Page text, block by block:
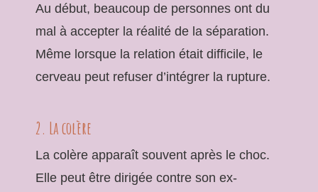
Au début, beaucoup de personnes ont du
mal à accepter la réalité de la séparation.
Même lorsque la relation était difficile, le
cerveau peut refuser d’intégrer la rupture.
2. La colère
La colère apparaît souvent après le choc.
Elle peut être dirigée contre son ex-